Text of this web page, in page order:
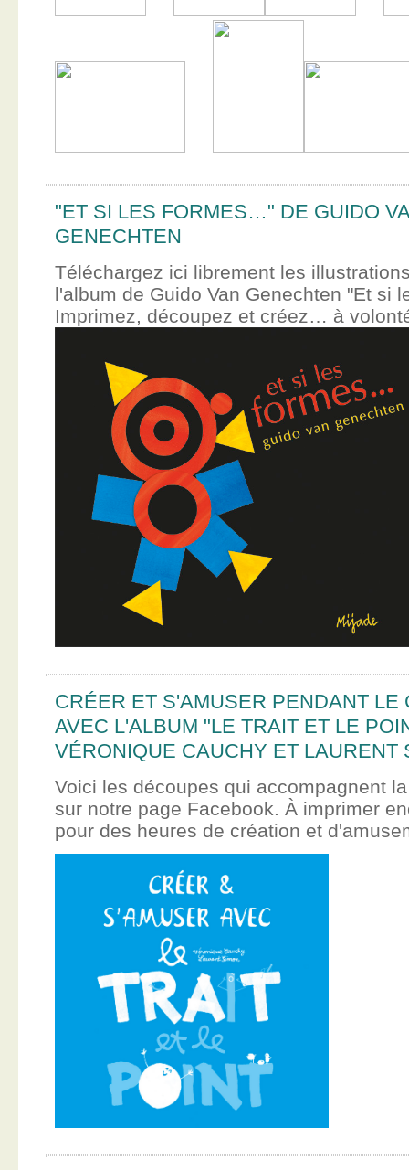
"ET SI LES FORMES…" DE GUIDO
GENECHTEN
Téléchargez ici librement les
l'album de Guido Van Genechten "Et si
Imprimez, découpez et créez… à
CRÉER ET S'AMUSER PENDANT LE
AVEC L'ALBUM "LE TRAIT ET LE
VÉRONIQUE CAUCHY ET LAURENT
Voici les découpes qui accompagnent
sur notre page Facebook. À imprimer
pour des heures de création et